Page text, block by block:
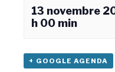
13 novembre
h 00 min
+ GOOGLE AGENDA